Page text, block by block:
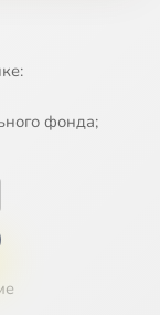
фонда;